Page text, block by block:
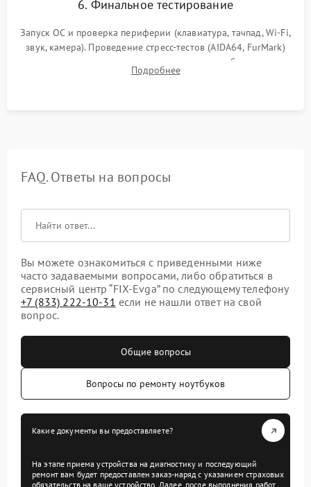
6. Финальное тестирование
Запуск ОС и проверка периферии (клавиатура, тачпад, Wi-Fi,
звук, камера). Проведение стресс-тестов (AIDA64, FurMark)
для контроля температурного режима и стабильности
системы под пиковой нагрузкой.
Подробнее
FAQ. Ответы на вопросы
Вы можете ознакомиться с приведенными ниже
часто задаваемыми вопросами, либо обратиться в
сервисный центр “FIX-Evga” по следующему телефону
+7 (833) 222-10-31 если не нашли ответ на свой
вопрос.
Общие вопросы
Вопросы по ремонту ноутбуков
Какие документы вы предоставляете?
На этапе приема устройства на диагностику и последующий
ремонт вам будет предоставлен заказ-наряд с указанием страховых
обязательств на ваше устройство. Далее, после выполнения работ